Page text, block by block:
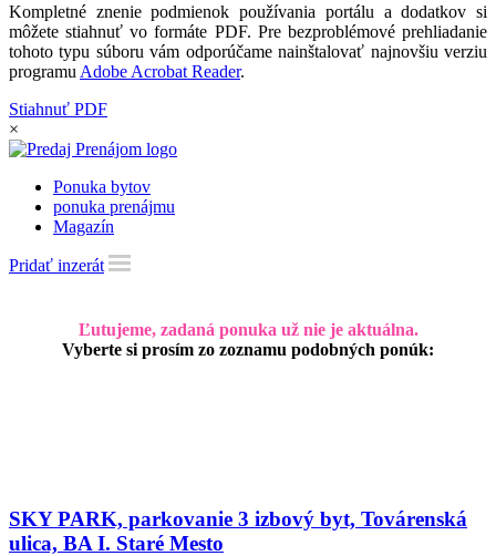
Kompletné znenie podmienok používania portálu a dodatkov si
môžete stiahnuť vo formáte PDF. Pre bezproblémové prehliadanie
tohoto typu súboru vám odporúčame nainštalovať najnovšiu verziu
programu Adobe Acrobat Reader.
Stiahnuť PDF
×
Ponuka bytov
ponuka prenájmu
Magazín
Pridať inzerát
Ľutujeme, zadaná ponuka už nie je aktuálna.
Vyberte si prosím zo zoznamu podobných ponúk:
SKY PARK, parkovanie 3 izbový byt, Továrenská
ulica, BA I. Staré Mesto